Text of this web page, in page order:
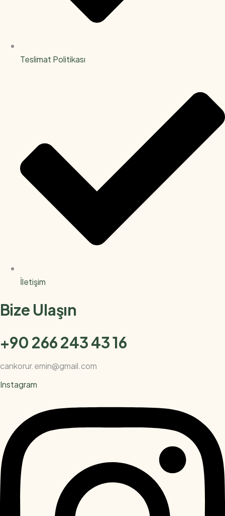
Teslimat Politikası
İletişim
Bize Ulaşın
+90 266 243 43 16
cankorur.emin@gmail.com
Instagram